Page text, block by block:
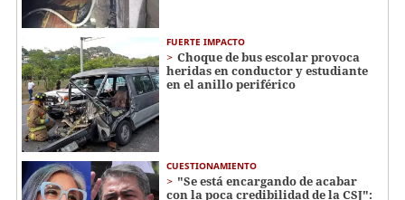
FUERTE IMPACTO
Choque de bus escolar provoca
heridas en conductor y estudiante
en el anillo periférico
CUESTIONAMIENTO
"Se está encargando de acabar
con la poca credibilidad de la CSJ":